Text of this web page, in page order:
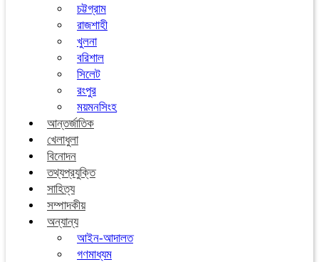
চট্টগ্রাম
রাজশাহী
খুলনা
বরিশাল
সিলেট
রংপুর
ময়মনসিংহ
আন্তর্জাতিক
খেলাধুলা
বিনোদন
তথ্যপ্রযুক্তি
সাহিত্য
সম্পাদকীয়
অন্যান্য
আইন-আদালত
গণমাধ্যম